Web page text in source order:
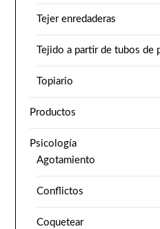
Tejer enredaderas
Tejido a partir de tubos de
Topiario
Productos
Psicología
Agotamiento
Conflictos
Coquetear